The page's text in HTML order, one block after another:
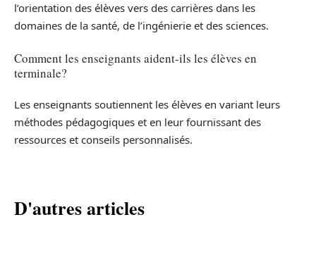
l’orientation des élèves vers des carrières dans les
domaines de la santé, de l’ingénierie et des sciences.
Comment les enseignants aident-ils les élèves en
terminale?
Les enseignants soutiennent les élèves en variant leurs
méthodes pédagogiques et en leur fournissant des
ressources et conseils personnalisés.
D'autres articles